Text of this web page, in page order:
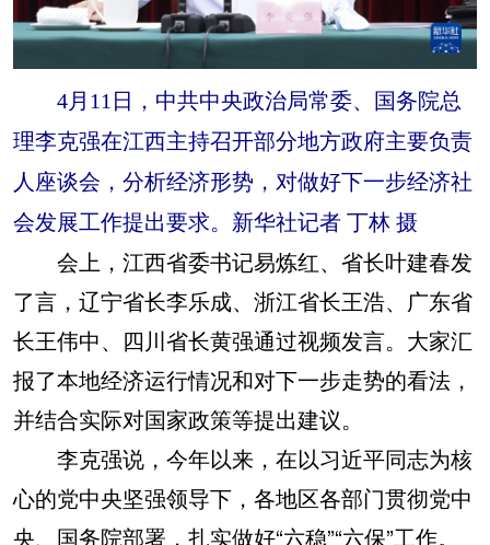
多语种频道
English Español Français عربى
Русский язык 日本語 한국어
4月11日，中共中央政治局常委、国务院总
理李克强在江西主持召开部分地方政府主要负责
人座谈会，分析经济形势，对做好下一步经济社
会发展工作提出要求。新华社记者 丁林 摄
会上，江西省委书记易炼红、省长叶建春发
了言，辽宁省长李乐成、浙江省长王浩、广东省
长王伟中、四川省长黄强通过视频发言。大家汇
报了本地经济运行情况和对下一步走势的看法，
并结合实际对国家政策等提出建议。
李克强说，今年以来，在以习近平同志为核
心的党中央坚强领导下，各地区各部门贯彻党中
央、国务院部署，扎实做好“六稳”“六保”工作。